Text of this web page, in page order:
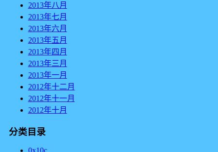
2013年八月
2013年七月
2013年六月
2013年五月
2013年四月
2013年三月
2013年一月
2012年十二月
2012年十一月
2012年十月
分类目录